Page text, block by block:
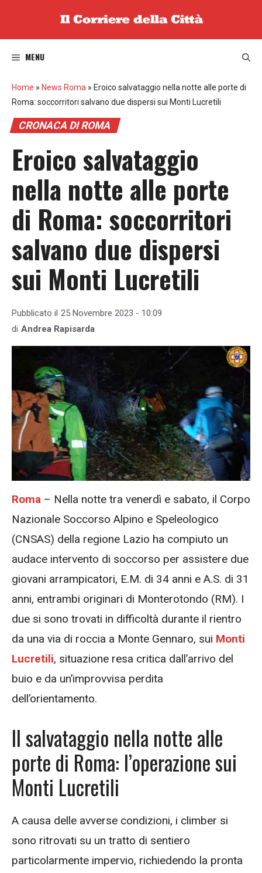
MENU
Home » News Roma » Eroico salvataggio nella notte alle porte di
Roma: soccorritori salvano due dispersi sui Monti Lucretili
CRONACA DI ROMA
Eroico salvataggio
nella notte alle porte
di Roma: soccorritori
salvano due dispersi
sui Monti Lucretili
Pubblicato il 25 Novembre 2023 - 10:09
di Andrea Rapisarda
Roma – Nella notte tra venerdì e sabato, il Corpo
Nazionale Soccorso Alpino e Speleologico
(CNSAS) della regione Lazio ha compiuto un
audace intervento di soccorso per assistere due
giovani arrampicatori, E.M. di 34 anni e A.S. di 31
anni, entrambi originari di Monterotondo (RM). I
due si sono trovati in difficoltà durante il rientro
da una via di roccia a Monte Gennaro, sui Monti
Lucretili, situazione resa critica dall’arrivo del
buio e da un’improvvisa perdita
dell’orientamento.
Il salvataggio nella notte alle
porte di Roma: l’operazione sui
Monti Lucretili
A causa delle avverse condizioni, i climber si
sono ritrovati su un tratto di sentiero
particolarmente impervio, richiedendo la pronta